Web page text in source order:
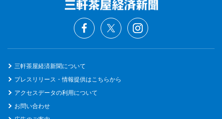
三軒茶屋経済新聞について
プレスリリース・情報提供はこちらから
アクセスデータの利用について
お問い合わせ